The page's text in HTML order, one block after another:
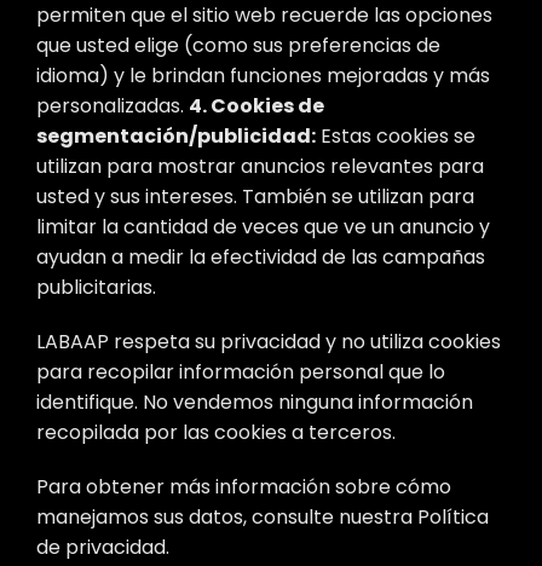
permiten que el sitio web recuerde las opciones
que usted elige (como sus preferencias de
idioma) y le brindan funciones mejoradas y más
personalizadas. 4. Cookies de
segmentación/publicidad: Estas cookies se
utilizan para mostrar anuncios relevantes para
usted y sus intereses. También se utilizan para
limitar la cantidad de veces que ve un anuncio y
ayudan a medir la efectividad de las campañas
publicitarias.
LABAAP respeta su privacidad y no utiliza cookies
para recopilar información personal que lo
identifique. No vendemos ninguna información
recopilada por las cookies a terceros.
Para obtener más información sobre cómo
manejamos sus datos, consulte nuestra Política
de privacidad.